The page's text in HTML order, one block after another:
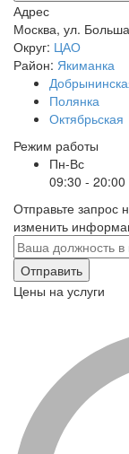
Адрес
Москва, ул.
Округ: ЦАО
Район: Якиманка
Полянка
Октябрьская
Режим работы
Пн-Вс
09:30 - 20:00
Отправьте запрос
изменить
Отправить
Цены на услуги